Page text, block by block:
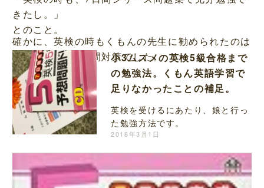
きたし。」
とのこと。
確かに、英検の時もくもんの先生に勧められたのは
こんな感じの7日間対策でした。小3ムスメの英検5級合格まで
の勉強法。くもん英語学習で
足りなかったことの補足。
英検を受けるにあたり、娘と行っ
た勉強方法です。
2018年3月1日